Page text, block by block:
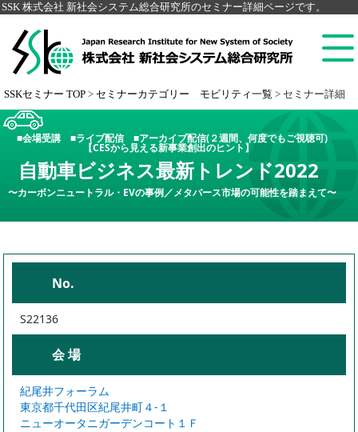
SSK 株式会社 新社会システム総合研究所のセミナー詳細ページです。
SSKセミナー TOP > セミナーカテゴリー モビリティ一覧 > セミナー詳細
■会場受講 ■ライブ配信 ■アーカイブ配信(２週間、何度でもご視聴可)
【CESから見える新事業創出のヒント】
自動車ビジネス最新トレンド2022
〜カーボンニュートラル・EVの事例／メタバース市場の可能性を踏まえて〜
No.
S22136
会 場
紀尾井フォーラム
東京都千代田区紀尾井町４-１
ニューオータニガーデンコート１Ｆ